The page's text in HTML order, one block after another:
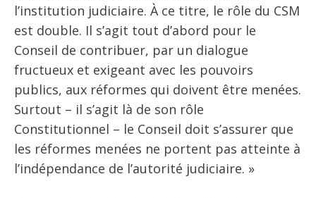
l’institution judiciaire. À ce titre, le rôle du CSM
est double. Il s’agit tout d’abord pour le
Conseil de contribuer, par un dialogue
fructueux et exigeant avec les pouvoirs
publics, aux réformes qui doivent être menées.
Surtout – il s’agit là de son rôle
Constitutionnel – le Conseil doit s’assurer que
les réformes menées ne portent pas atteinte à
l’indépendance de l’autorité judiciaire. »